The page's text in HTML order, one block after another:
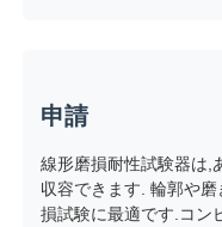
見積依頼
申請
線形磨損耐性試験器は,
収容できます. 輪郭や
損試験に最適です.コン